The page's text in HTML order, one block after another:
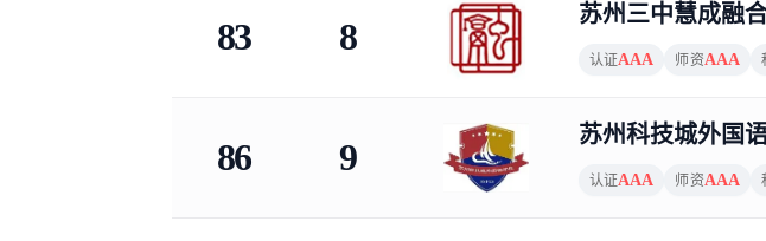
83 8
苏州三中慧成融
认证AAA 师资AAA
86 9
苏州科技城外国
认证AAA 师资AAA